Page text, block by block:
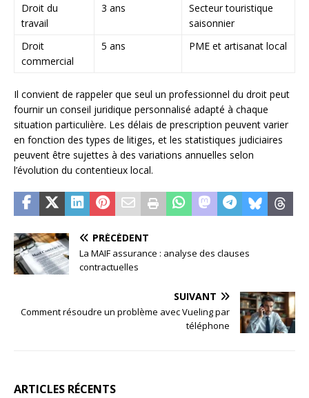
Droit du
travail
3 ans
Secteur touristique
saisonnier
Droit
commercial
5 ans PME et artisanat local
Il convient de rappeler que seul un professionnel du droit peut
fournir un conseil juridique personnalisé adapté à chaque
situation particulière. Les délais de prescription peuvent varier
en fonction des types de litiges, et les statistiques judiciaires
peuvent être sujettes à des variations annuelles selon
l’évolution du contentieux local.
PRÉCÉDENT
La MAIF assurance : analyse des clauses
contractuelles
SUIVANT
Comment résoudre un problème avec Vueling par
téléphone
ARTICLES RÉCENTS